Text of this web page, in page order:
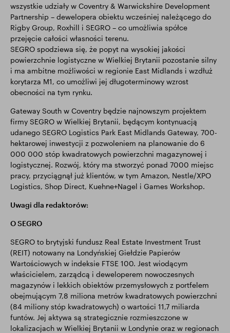
wszystkie udziały w Coventry & Warwickshire Development
Partnership – dewelopera obiektu wcześniej należącego do
Rigby Group, Roxhill i SEGRO – co umożliwia spółce
przejęcie całości własności terenu.
SEGRO spodziewa się, że popyt na wysokiej jakości
powierzchnie logistyczne w Wielkiej Brytanii pozostanie silny
i ma ambitne możliwości w regionie East Midlands i wzdłuż
korytarza M1, co umożliwi jej długoterminowy wzrost
obecności na tym rynku.
Gateway South w Coventry będzie najnowszym projektem
firmy SEGRO w Wielkiej Brytanii, będącym kontynuacją
udanego SEGRO Logistics Park East Midlands Gateway, 700-
hektarowej inwestycji z pozwoleniem na planowanie do 6
000 000 stóp kwadratowych powierzchni magazynowej i
logistycznej. Rozwój, który ma stworzyć ponad 7000 miejsc
pracy, przyciągnął już klientów, w tym Amazon, Nestle/XPO
Logistics, Shop Direct, Kuehne+Nagel i Games Workshop.
Uwagi dla redaktorów:
O SEGRO
SEGRO to brytyjski fundusz Real Estate Investment Trust
(REIT) notowany na Londyńskiej Giełdzie Papierów
Wartościowych w indeksie FTSE 100. Jest wiodącym
właścicielem, zarządcą i deweloperem nowoczesnych
magazynów i lekkich obiektów przemysłowych z portfelem
obejmującym 7,8 miliona metrów kwadratowych powierzchni
(84 miliony stóp kwadratowych) o wartości 11,7 miliarda
funtów. Jej aktywa są strategicznie rozmieszczone w
lokalizacjach w Wielkiej Brytanii w Londynie oraz w regionach